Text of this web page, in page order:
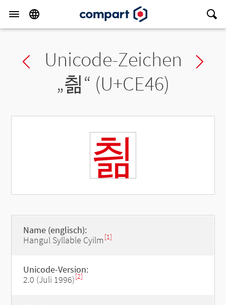
Previous char
Unicode-Zeichen
„칆“ (U+CE46)
칆
Name (englisch):
Hangul Syllable Cyilm [1]
Unicode-Version:
2.0 (Juli 1996)[2]